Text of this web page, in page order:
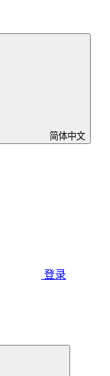
简体中文
登录